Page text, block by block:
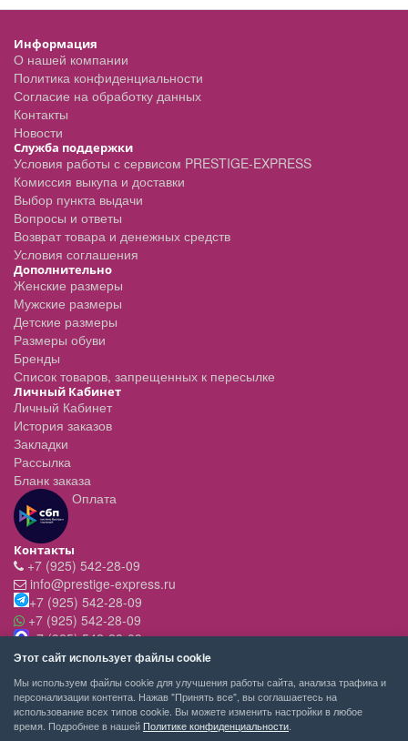
Информация
О нашей компании
Политика конфиденциальности
Согласие на обработку данных
Контакты
Новости
Служба поддержки
Условия работы с сервисом PRESTIGE-EXPRESS
Комиссия выкупа и доставки
Выбор пункта выдачи
Вопросы и ответы
Возврат товара и денежных средств
Условия соглашения
Дополнительно
Женские размеры
Мужские размеры
Детские размеры
Размеры обуви
Бренды
Список товаров, запрещенных к пересылке
Личный Кабинет
Личный Кабинет
История заказов
Закладки
Рассылка
Бланк заказа
Оплата
Контакты
+7 (925) 542-28-09
info@prestige-express.ru
+7 (925) 542-28-09
+7 (925) 542-28-09
+7 (925) 542-28-09
Режим работы:
- вт-пт с 11:00 до 20:00
- сб - c 11.00 до 19.00
- вск,пн - выходной
Этот сайт использует файлы cookie
Мы используем файлы cookie для улучшения работы сайта, анализа трафика и
персонализации контента. Нажав "Принять все", вы соглашаетесь на
использование всех типов cookie. Вы можете изменить настройки в любое
время. Подробнее в нашей Политике конфиденциальности